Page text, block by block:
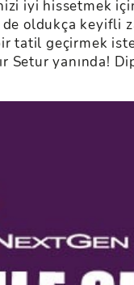
iyi hissetmek için
oldukça keyifli
tatil geçirmek
Setur yanında!